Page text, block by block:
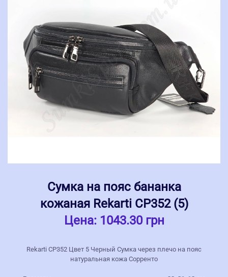
Сумка на пояс бананка
кожаная Rekarti СР352 (5)
Цена: 1043.30 грн
Rekarti СР352 Цвет 5 Черный Сумка через плечо на пояс
натуральная кожа Сорренто